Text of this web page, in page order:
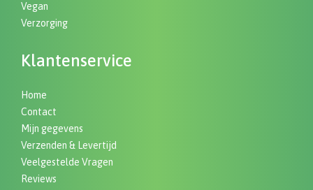
Vegan
Verzorging
Klantenservice
Home
Contact
Mijn gegevens
Verzenden & Levertijd
Veelgestelde Vragen
Reviews